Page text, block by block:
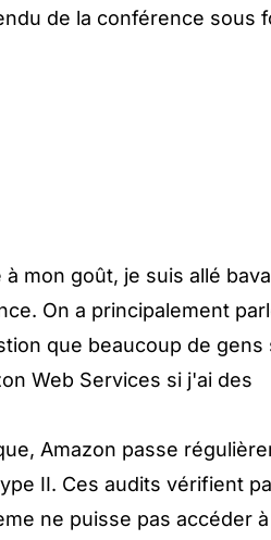
de la conférence sous
mon goût, je suis allé
On a principalement
que beaucoup de gens
Web Services si j'ai des
Amazon passe
II. Ces audits vérifient
ne puisse pas accéder